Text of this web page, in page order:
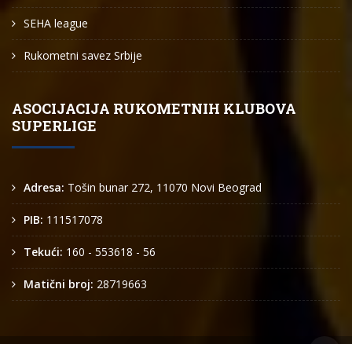
SEHA league
Rukometni savez Srbije
ASOCIJACIJA RUKOMETNIH KLUBOVA
SUPERLIGE
Adresa: Tošin bunar 272, 11070 Novi Beograd
PIB: 111517078
Tekući: 160 - 553618 - 56
Matični broj: 28719663